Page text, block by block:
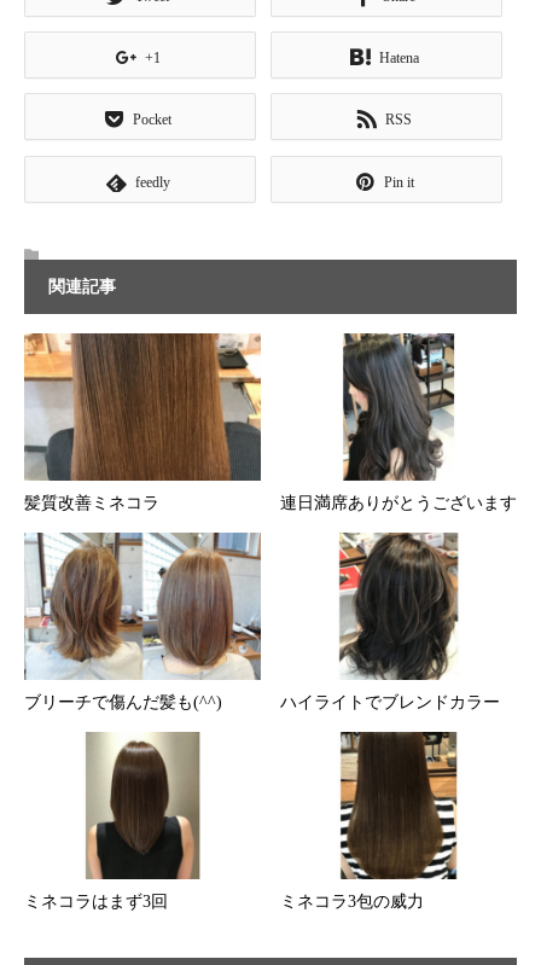
+1 Hatena
Pocket RSS
feedly Pin it
関連記事
髪質改善ミネコラ 連日満席ありがとうございます
ブリーチで傷んだ髪も(^^) ハイライトでブレンドカラー
ミネコラはまず3回 ミネコラ3包の威力